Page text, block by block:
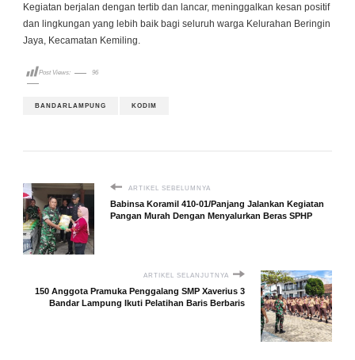
Kegiatan berjalan dengan tertib dan lancar, meninggalkan kesan positif
dan lingkungan yang lebih baik bagi seluruh warga Kelurahan Beringin
Jaya, Kecamatan Kemiling.
Post Views: 96
BANDARLAMPUNG KODIM
ARTIKEL SEBELUMNYA
Babinsa Koramil 410-01/Panjang Jalankan Kegiatan
Pangan Murah Dengan Menyalurkan Beras SPHP
ARTIKEL SELANJUTNYA
150 Anggota Pramuka Penggalang SMP Xaverius 3
Bandar Lampung Ikuti Pelatihan Baris Berbaris